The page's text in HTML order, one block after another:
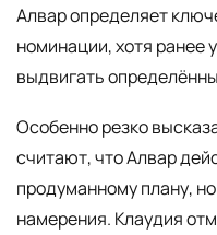
Алвар определяет
номинации, хотя ранее
выдвигать
Особенно резко
считают, что Алвар
продуманному плану,
намерения. Клаудия